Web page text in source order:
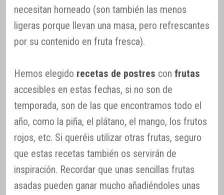
necesitan horneado (son también las menos
ligeras porque llevan una masa, pero refrescantes
por su contenido en fruta fresca).
Hemos elegido recetas de postres con frutas
accesibles en estas fechas, si no son de
temporada, son de las que encontramos todo el
año, como la piña, el plátano, el mango, los frutos
rojos, etc. Si queréis utilizar otras frutas, seguro
que estas recetas también os servirán de
inspiración. Recordar que unas sencillas frutas
asadas pueden ganar mucho añadiéndoles unas